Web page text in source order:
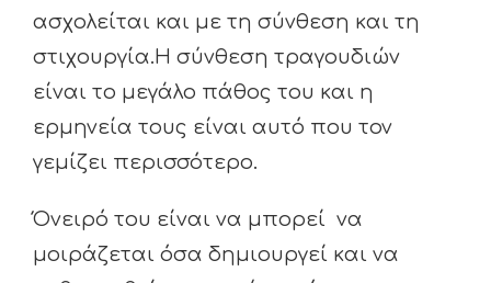
ασχολείται και με τη σύνθεση και τη
στιχουργία.Η σύνθεση τραγουδιών
είναι το μεγάλο πάθος του και η
ερμηνεία τους είναι αυτό που τον
γεμίζει περισσότερο.
Όνειρό του είναι να μπορεί να
μοιράζεται όσα δημιουργεί και να